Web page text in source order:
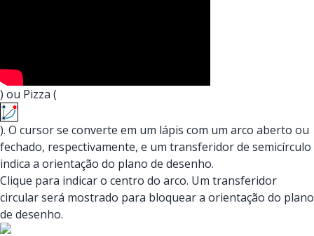
) ou Pizza (
). O cursor se converte em um lápis com um arco aberto ou
fechado, respectivamente, e um transferidor de semicírculo
indica a orientação do plano de desenho.
Clique para indicar o centro do arco. Um transferidor
circular será mostrado para bloquear a orientação do plano
de desenho.